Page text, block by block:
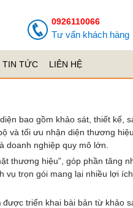
0926110066
Tư vấn khách hàng
TIN TỨC LIÊN HỆ
bao gồm khảo sát, thiết kế,
và tối ưu nhận diện thương
doanh nghiệp quy mô lớn.
thương hiệu”, góp phần tăng
vụ trọn gói mang lại nhiều lợi
được triển khai bài bản từ khảo